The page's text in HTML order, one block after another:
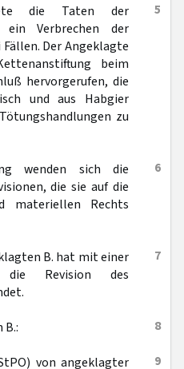
5
die Taten der
Verbrechen der
Der Angeklagte
beim
hervorgerufen, die
und aus Habgier
zu
6
wenden sich die
die sie auf die
materiellen Rechts
7
B. hat mit einer
die Revision des
8
B.:
9
von angeklagter